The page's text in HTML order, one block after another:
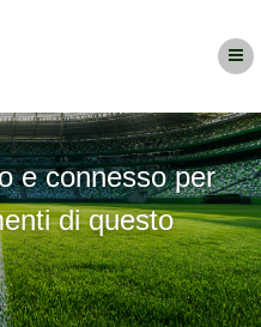
e connesso per
di questo